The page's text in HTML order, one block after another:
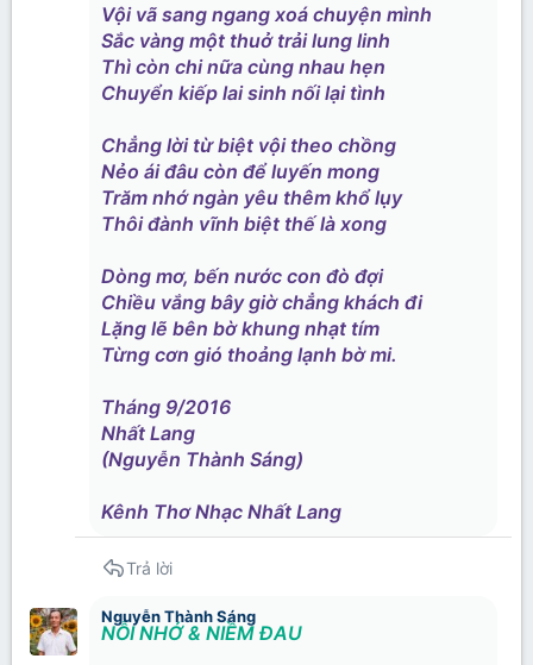
Vội vã sang ngang xoá chuyện mình
Sắc vàng một thuở trải lung linh
Thì còn chi nữa cùng nhau hẹn
Chuyển kiếp lai sinh nối lại tình
Chẳng lời từ biệt vội theo chồng
Nẻo ái đâu còn để luyến mong
Trăm nhớ ngàn yêu thêm khổ lụy
Thôi đành vĩnh biệt thế là xong
Dòng mơ, bến nước con đò đợi
Chiều vắng bây giờ chẳng khách đi
Lặng lẽ bên bờ khung nhạt tím
Từng cơn gió thoảng lạnh bờ mi.
Tháng 9/2016
Nhất Lang
(Nguyễn Thành Sáng)
Kênh Thơ Nhạc Nhất Lang
Trả lời
Nguyễn Thành Sáng
NỖI NHỚ & NIỀM ĐAU